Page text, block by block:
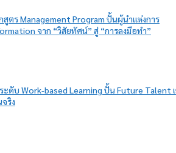
สูตร Management Program ปั้นผู้นำแห่งการ
จาก “วิสัยทัศน์” สู่ “การลงมือทำ”
ะดับ Work-based Learning ปั้น Future Talent
ริง